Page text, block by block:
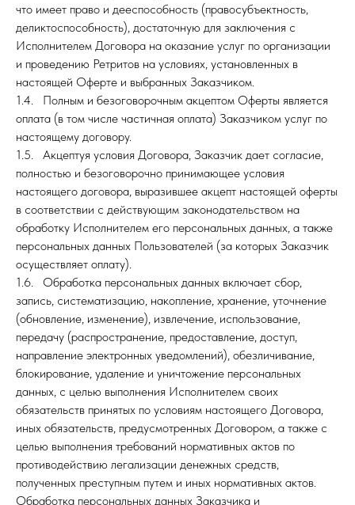
что имеет право и дееспособность (правосубъектность,
деликтоспособность), достаточную для заключения с
Исполнителем Договора на оказание услуг по организации
и проведению Ретритов на условиях, установленных в
настоящей Оферте и выбранных Заказчиком.
1.4. Полным и безоговорочным акцептом Оферты является
оплата (в том числе частичная оплата) Заказчиком услуг по
настоящему договору.
1.5. Акцептуя условия Договора, Заказчик дает согласие,
полностью и безоговорочно принимающее условия
настоящего договора, выразившее акцепт настоящей оферты
в соответствии с действующим законодательством на
обработку Исполнителем его персональных данных, а также
персональных данных Пользователей (за которых Заказчик
осуществляет оплату).
1.6. Обработка персональных данных включает сбор,
запись, систематизацию, накопление, хранение, уточнение
(обновление, изменение), извлечение, использование,
передачу (распространение, предоставление, доступ,
направление электронных уведомлений), обезличивание,
блокирование, удаление и уничтожение персональных
данных, с целью выполнения Исполнителем своих
обязательств принятых по условиям настоящего Договора,
иных обязательств, предусмотренных Договором, а также с
целью выполнения требований нормативных актов по
противодействию легализации денежных средств,
полученных преступным путем и иных нормативных актов.
Обработка персональных данных Заказчика и